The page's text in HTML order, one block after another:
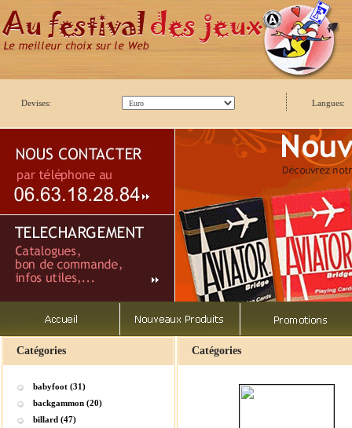
Devises: Langues:
Catégories
babyfoot (31)
backgammon (20)
billard (47)
Catégories